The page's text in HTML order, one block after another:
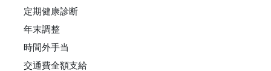
定期健康診断
年末調整
時間外手当
交通費全額支給